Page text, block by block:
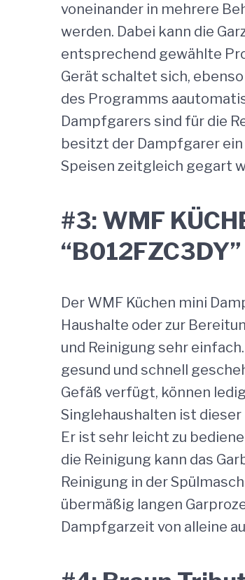
voneinander in mehrere
werden. Dabei kann die
entsprechend gewählte
Gerät schaltet sich,
des Programms
Dampfgarers sind für die
besitzt der Dampfgarer
Speisen zeitgleich gegart
#3: WMF
“B012FZC3DY”
Der WMF Küchen mini
Haushalte oder zur
und Reinigung sehr
gesund und schnell
Gefäß verfügt, können
Singlehaushalten ist
Er ist sehr leicht zu
die Reinigung kann das
Reinigung in der
übermäßig langen
Dampfgarzeit von alleine